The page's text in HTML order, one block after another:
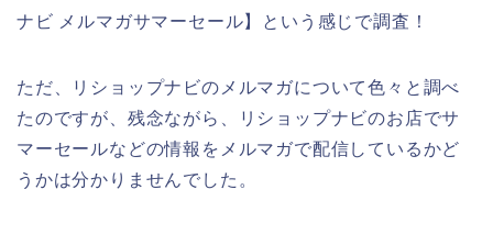
ナビ メルマガサマーセール】という感じで調査！
ただ、リショップナビのメルマガについて色々と調べ
たのですが、残念ながら、リショップナビのお店でサ
マーセールなどの情報をメルマガで配信しているかど
うかは分かりませんでした。